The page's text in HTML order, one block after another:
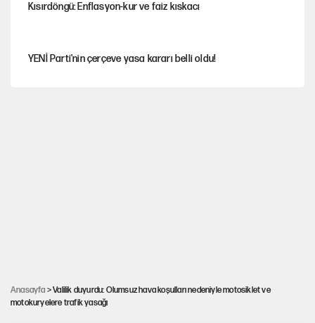
Kısırdöngü: Enflasyon-kur ve faiz kıskacı
YENİ Parti'nin çerçeve yasa kararı belli oldu!
Anasayfa > Valilik duyurdu: Olumsuz hava koşulları nedeniyle motosiklet ve
motokuryelere trafik yasağı